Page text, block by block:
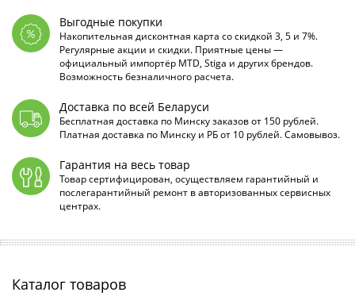
Выгодные покупки
Накопительная дисконтная карта со скидкой 3, 5 и 7%.
Регулярные акции и скидки. Приятные цены —
официальный импортёр MTD, Stiga и других брендов.
Возможность безналичного расчета.
Доставка по всей Беларуси
Бесплатная доставка по Минску заказов от 150 рублей.
Платная доставка по Минску и РБ от 10 рублей. Самовывоз.
Гарантия на весь товар
Товар сертифицирован, осуществляем гарантийный и
послегарантийный ремонт в авторизованных сервисных
центрах.
Каталог товаров